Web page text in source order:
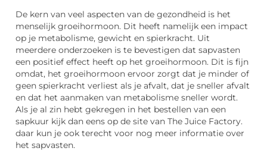
De kern van veel aspecten van de gezondheid is het
menselijk groeihormoon. Dit heeft namelijk een impact
op je metabolisme, gewicht en spierkracht. Uit
meerdere onderzoeken is te bevestigen dat sapvasten
een positief effect heeft op het groeihormoon. Dit is fijn
omdat, het groeihormoon ervoor zorgt dat je minder of
geen spierkracht verliest als je afvalt, dat je sneller afvalt
en dat het aanmaken van metabolisme sneller wordt.
Als je al zin hebt gekregen in het bestellen van een
sapkuur kijk dan eens op de site van The Juice Factory.
daar kun je ook terecht voor nog meer informatie over
het sapvasten.